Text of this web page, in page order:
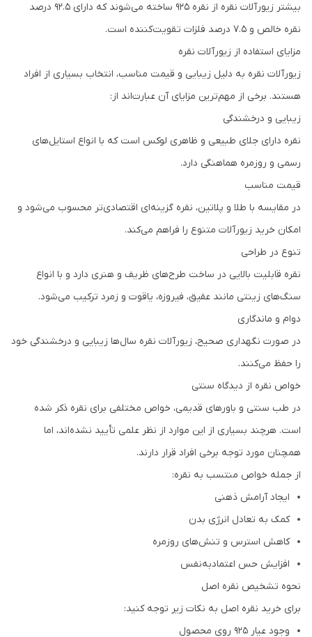
بیشتر زیورآلات نقره از نقره 925 ساخته می‌شوند که دارای 92.5 درصد
نقره خالص و 7.5 درصد فلزات تقویت‌کننده است.
مزایای استفاده از زیورآلات نقره
زیورآلات نقره به دلیل زیبایی و قیمت مناسب، انتخاب بسیاری از افراد
هستند. برخی از مهم‌ترین مزایای آن عبارت‌اند از:
زیبایی و درخشندگی
نقره دارای جلای طبیعی و ظاهری لوکس است که با انواع استایل‌های
رسمی و روزمره هماهنگی دارد.
قیمت مناسب
در مقایسه با طلا و پلاتین، نقره گزینه‌ای اقتصادی‌تر محسوب می‌شود و
امکان خرید زیورآلات متنوع را فراهم می‌کند.
تنوع در طراحی
نقره قابلیت بالایی در ساخت طرح‌های ظریف و هنری دارد و با انواع
سنگ‌های زینتی مانند عقیق، فیروزه، یاقوت و زمرد ترکیب می‌شود.
دوام و ماندگاری
در صورت نگهداری صحیح، زیورآلات نقره سال‌ها زیبایی و درخشندگی خود
را حفظ می‌کنند.
خواص نقره از دیدگاه سنتی
در طب سنتی و باورهای قدیمی، خواص مختلفی برای نقره ذکر شده
است. هرچند بسیاری از این موارد از نظر علمی تأیید نشده‌اند، اما
همچنان مورد توجه برخی افراد قرار دارند.
از جمله خواص منتسب به نقره:
ایجاد آرامش ذهنی
کمک به تعادل انرژی بدن
کاهش استرس و تنش‌های روزمره
افزایش حس اعتمادبه‌نفس
نحوه تشخیص نقره اصل
برای خرید نقره اصل به نکات زیر توجه کنید:
وجود عیار 925 روی محصول